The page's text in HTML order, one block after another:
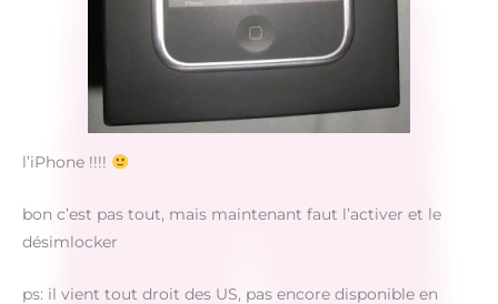
l’iPhone !!!!
bon c’est pas tout, mais maintenant faut l’activer et le
désimlocker
ps: il vient tout droit des US, pas encore disponible en